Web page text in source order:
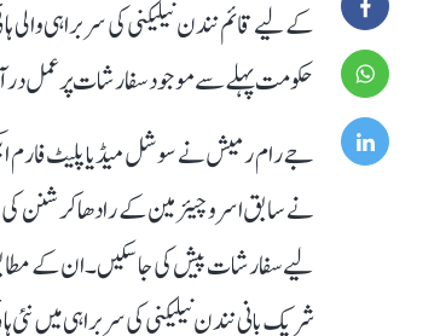
کے لیے قائم نندن نیلیکنی کی سربراہی
حکومت پہلے سے موجود سفارشات پر عمل
نے سابق اسرو چیئرمین کے رادھاکرشنن کی
شریک بانی نندن نیلیکنی کی سربراہی میں